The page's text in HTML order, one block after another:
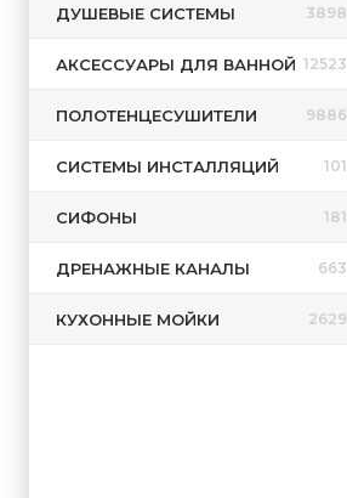
ДУШЕВЫЕ СИСТЕМЫ 3898
АКСЕССУАРЫ ДЛЯ ВАННОЙ 12523
ПОЛОТЕНЦЕСУШИТЕЛИ 9886
СИСТЕМЫ ИНСТАЛЛЯЦИЙ 101
СИФОНЫ 181
ДРЕНАЖНЫЕ КАНАЛЫ 663
КУХОННЫЕ МОЙКИ 2629